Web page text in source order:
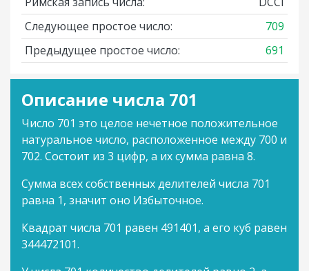
Следующее простое число:
709
Предыдущее простое число:
691
Описание числа 701
Число 701 это целое нечетное положительное
натуральное число, расположенное между 700 и
702. Состоит из 3 цифр, а их сумма равна 8.
Сумма всех собственных делителей числа 701
равна 1, значит оно Избыточное.
Квадрат числа 701 равен 491401, а его куб равен
344472101.